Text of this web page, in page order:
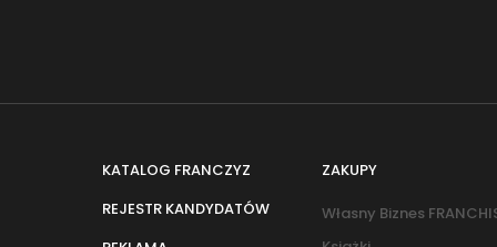
KATALOG FRANCZYZ
REJESTR KANDYDATÓW
ZAKUPY
Własny Biznes